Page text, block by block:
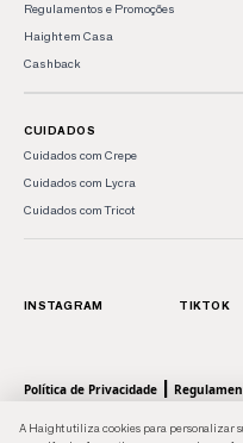
A Haight utiliza cookies para personalizar
Regulamentos e Promoções
Haight em Casa
Cashback
CUIDADOS
Cuidados com Crepe
Cuidados com Lycra
Cuidados com Tricot
INSTAGRAM TIKTOK
Política de Privacidade |
© 2026 HAIGHT, marca da Shoulder
- Bom Retiro, SP - 01130-000 | CNPJ: